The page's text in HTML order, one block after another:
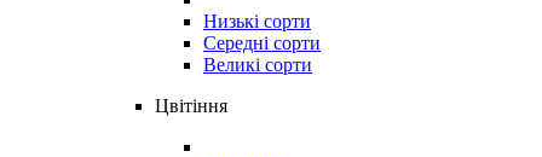
Низькі сорти
Середні сорти
Великі сорти
Цвітіння